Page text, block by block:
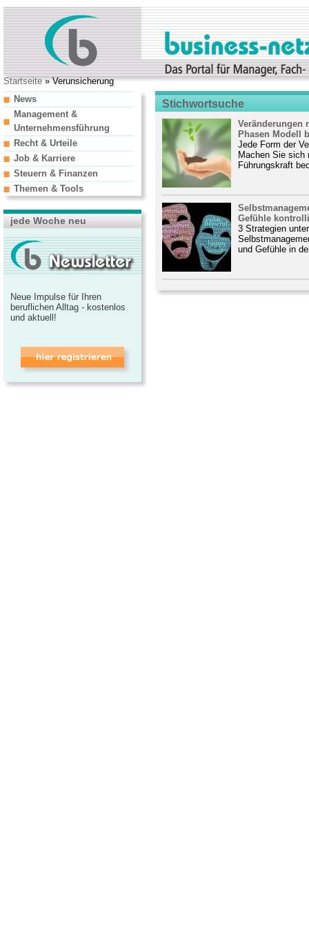
Startseite» Verunsicherung
Stichwortsuche
Veränderungen
Phasen Modell
Jede Form der
Machen Sie sich
Führungskraft
Gefühle
3 Strategien
und Gefühle in
News
Management &
Unternehmensführung
Recht & Urteile
Job & Karriere
Steuern & Finanzen
Themen & Tools
jede Woche neu
Neue Impulse für Ihren
beruflichen Alltag - kostenlos
und aktuell!